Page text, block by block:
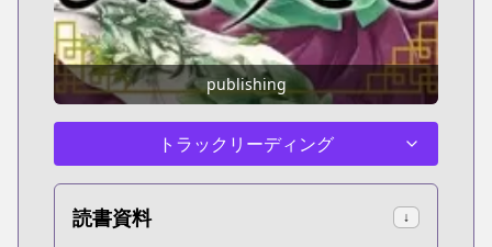
publishing
トラックリーディング
読書資料 ↓